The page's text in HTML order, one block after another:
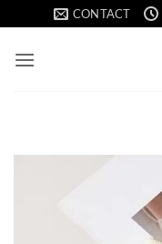
to
content
CONTACT